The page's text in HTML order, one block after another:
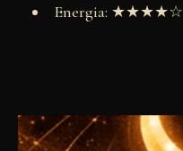
Energia: ★★★★☆